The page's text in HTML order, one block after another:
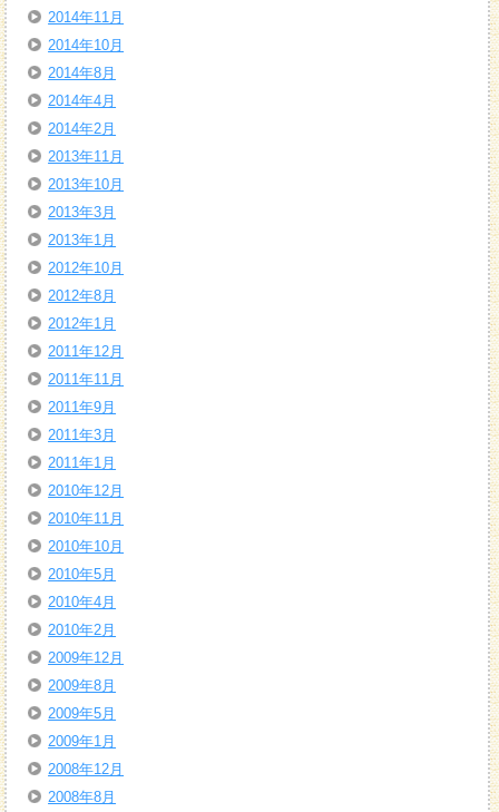
2014年11月
2014年10月
2014年8月
2014年4月
2014年2月
2013年11月
2013年10月
2013年3月
2013年1月
2012年10月
2012年8月
2012年1月
2011年12月
2011年11月
2011年9月
2011年3月
2011年1月
2010年12月
2010年11月
2010年10月
2010年5月
2010年4月
2010年2月
2009年12月
2009年8月
2009年5月
2009年1月
2008年12月
2008年8月